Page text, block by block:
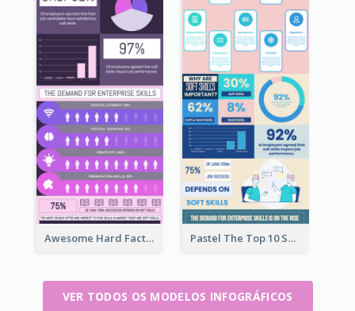
Awesome Hard Facts About Software Skills Infographic Design Pastel The Top 10 Soft Skills Infographic Design
VER TODOS OS MODELOS INFOGRÁFICOS